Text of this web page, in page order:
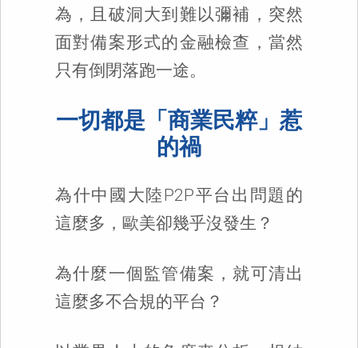
為，且破洞大到難以彌補，突然
面對備案形式的金融檢查，當然
只有倒閉落跑一途。
一切都是「商業民粹」惹
的禍
為什中國大陸P2P平台出問題的
這麼多，歐美卻幾乎沒發生？
為什麼一個監管備案，就可清出
這麼多不合規的平台？